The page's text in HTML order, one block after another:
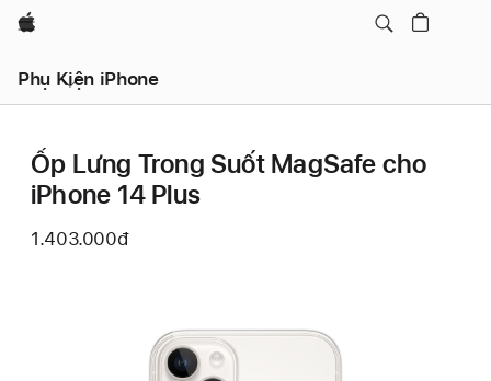
Apple
Phụ Kiện iPhone
Ốp Lưng Trong Suốt MagSafe cho
iPhone 14 Plus
1.403.000đ